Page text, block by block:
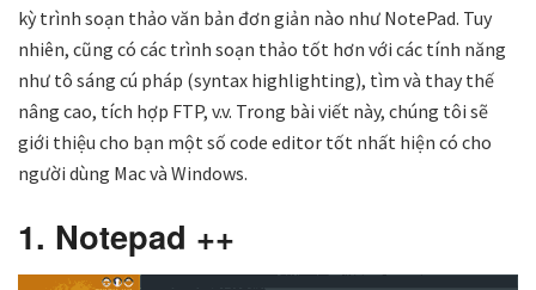
kỳ trình soạn thảo văn bản đơn giản nào như NotePad. Tuy
nhiên, cũng có các trình soạn thảo tốt hơn với các tính năng
như tô sáng cú pháp (syntax highlighting), tìm và thay thế
nâng cao, tích hợp FTP, v.v. Trong bài viết này, chúng tôi sẽ
giới thiệu cho bạn một số code editor tốt nhất hiện có cho
người dùng Mac và Windows.
1. Notepad ++